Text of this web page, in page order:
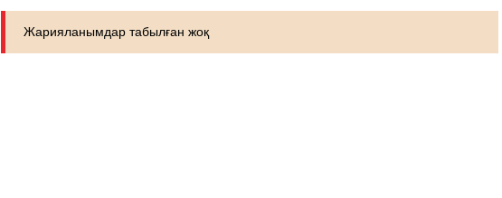
Жарияланымдар табылған жоқ